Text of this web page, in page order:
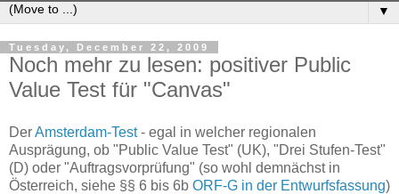
▼
Tuesday, December 22, 2009
Noch mehr zu lesen: positiver Public
Value Test für "Canvas"
DerAmsterdam-Test- egal in welcher regionalen
Ausprägung, ob "Public Value Test" (UK), "Drei Stufen-Test"
(D) oder "Auftragsvorprüfung" (so wohl demnächst in
Österreich, siehe §§ 6 bis 6b ORF-G in der Entwurfsfassung)